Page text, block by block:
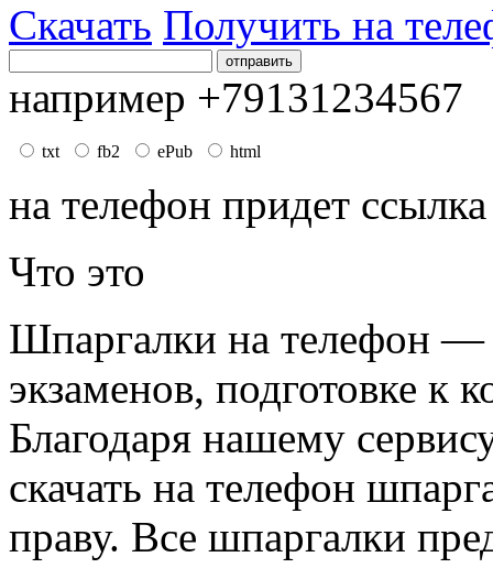
Скачать Получить на
например +79131234567
txt fb2 ePub html
на телефон придет
Что это
Шпаргалки на телефон —
экзаменов, подготовке к
Благодаря нашему
скачать на телефон
праву. Все шпаргалки